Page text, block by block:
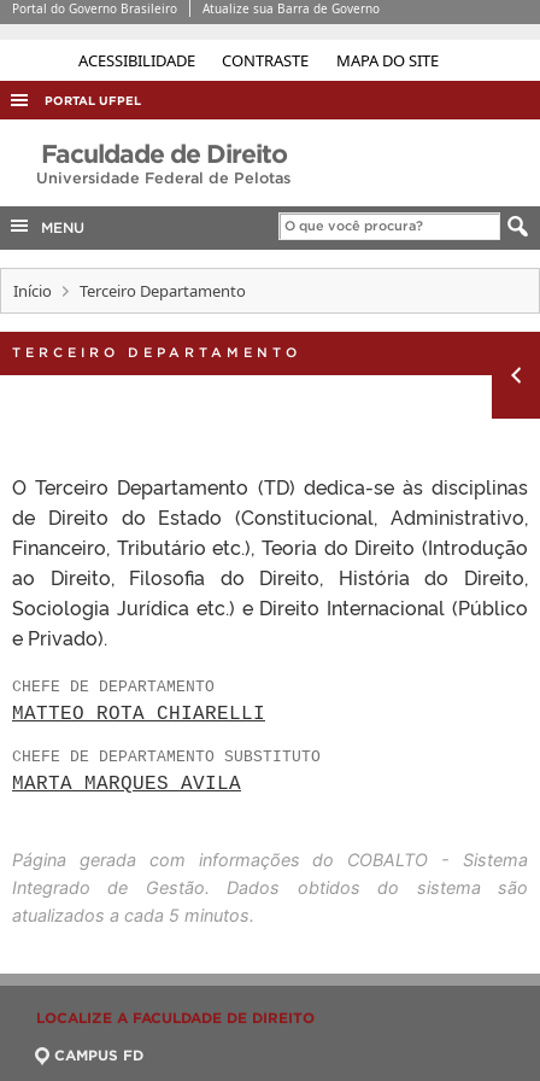
ACESSIBILIDADE CONTRASTE MAPA DO SITE
Portal do Governo Brasileiro Atualize sua Barra de Governo
PORTAL UFPEL
ACESSO À INFORMAÇÃO
AUDITORIA
COBALTO
INTERNACIONAL
Faculdade de Direito
Universidade Federal de Pelotas
MENU
Início Terceiro Departamento
TERCEIRO DEPARTAMENTO
O Terceiro Departamento (TD) dedica-se às disciplinas
de Direito do Estado (Constitucional, Administrativo,
Financeiro, Tributário etc.), Teoria do Direito (Introdução
ao Direito, Filosofia do Direito, História do Direito,
Sociologia Jurídica etc.) e Direito Internacional (Público
e Privado).
CHEFE DE DEPARTAMENTO
MATTEO ROTA CHIARELLI
CHEFE DE DEPARTAMENTO SUBSTITUTO
MARTA MARQUES AVILA
Página gerada com informações do COBALTO - Sistema
Integrado de Gestão. Dados obtidos do sistema são
atualizados a cada 5 minutos.
LOCALIZE A FACULDADE DE DIREITO
CAMPUS FD